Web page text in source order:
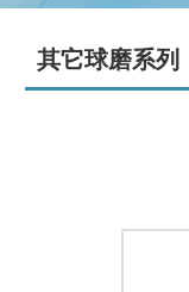
其它球磨系列